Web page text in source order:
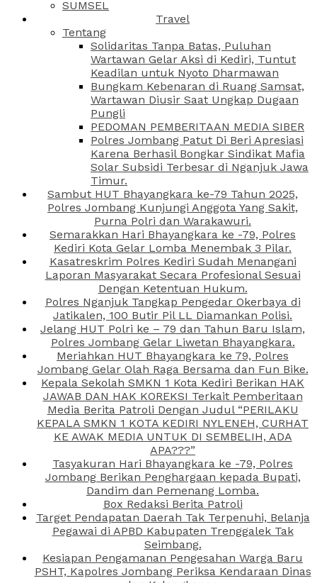
SUMSEL
Travel
Tentang
Solidaritas Tanpa Batas, Puluhan
Wartawan Gelar Aksi di Kediri, Tuntut
Keadilan untuk Nyoto Dharmawan
Bungkam Kebenaran di Ruang Samsat,
Wartawan Diusir Saat Ungkap Dugaan
Pungli
PEDOMAN PEMBERITAAN MEDIA SIBER
Polres Jombang Patut Di Beri Apresiasi
Karena Berhasil Bongkar Sindikat Mafia
Solar Subsidi Terbesar di Nganjuk Jawa
Timur.
Sambut HUT Bhayangkara ke-79 Tahun 2025,
Polres Jombang Kunjungi Anggota Yang Sakit,
Purna Polri dan Warakawuri.
Semarakkan Hari Bhayangkara ke -79, Polres
Kediri Kota Gelar Lomba Menembak 3 Pilar.
Kasatreskrim Polres Kediri Sudah Menangani
Laporan Masyarakat Secara Profesional Sesuai
Dengan Ketentuan Hukum.
Polres Nganjuk Tangkap Pengedar Okerbaya di
Jatikalen, 100 Butir Pil LL Diamankan Polisi.
Jelang HUT Polri ke – 79 dan Tahun Baru Islam,
Polres Jombang Gelar Liwetan Bhayangkara.
Meriahkan HUT Bhayangkara ke 79, Polres
Jombang Gelar Olah Raga Bersama dan Fun Bike.
Kepala Sekolah SMKN 1 Kota Kediri Berikan HAK
JAWAB DAN HAK KOREKSI Terkait Pemberitaan
Media Berita Patroli Dengan Judul “PERILAKU
KEPALA SMKN 1 KOTA KEDIRI NYLENEH, CURHAT
KE AWAK MEDIA UNTUK DI SEMBELIH, ADA
APA???”
Tasyakuran Hari Bhayangkara ke -79, Polres
Jombang Berikan Penghargaan kepada Bupati,
Dandim dan Pemenang Lomba.
Box Redaksi Berita Patroli
Target Pendapatan Daerah Tak Terpenuhi, Belanja
Pegawai di APBD Kabupaten Trenggalek Tak
Seimbang.
Kesiapan Pengamanan Pengesahan Warga Baru
PSHT, Kapolres Jombang Periksa Kendaraan Dinas